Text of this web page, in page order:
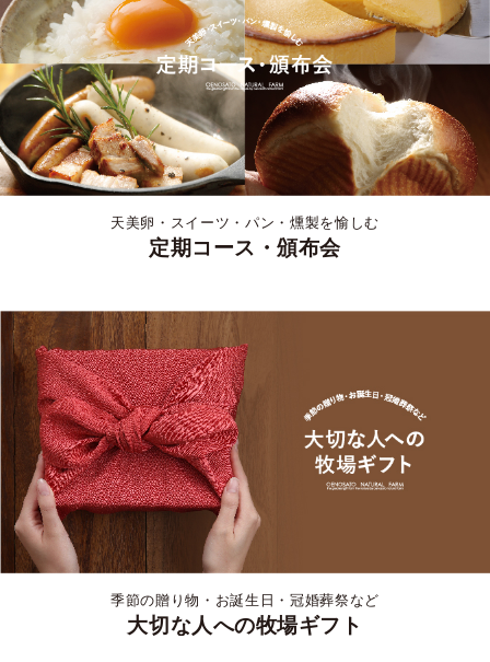
天美卵・スイーツ・パン・燻製を愉しむ
定期コース・頒布会
季節の贈り物・お誕生日・冠婚葬祭など
大切な人への牧場ギフト